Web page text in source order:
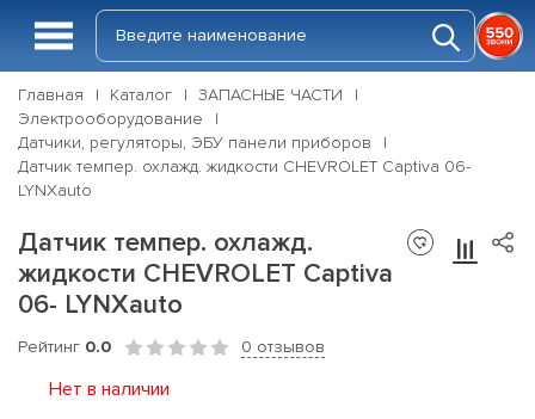
Главная Каталог
ЗАПАСНЫЕ ЧАСТИ
Электрооборудование
Датчики, регуляторы, ЭБУ панели приборов
Датчик темпер. охлажд. жидкости CHEVROLET Captiva 06-
LYNXauto
Датчик темпер. охлажд.
жидкости CHEVROLET Captiva
06- LYNXauto
Рейтинг 0.0 0 отзывов
Нет в наличии